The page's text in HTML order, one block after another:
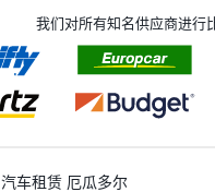
我们对所有知名供应商进行
汽车租赁 厄瓜多尔